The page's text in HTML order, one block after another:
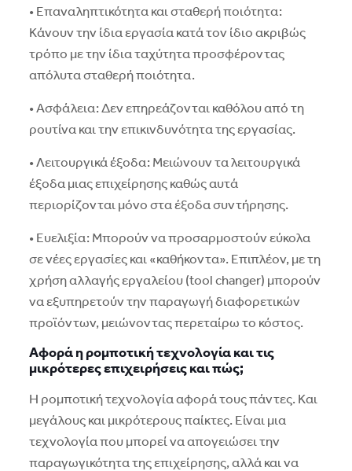
• Eπαναληπτικότητα και σταθερή ποιότητα:
Kάνουν την ίδια εργασία κατά τον ίδιο ακριβώς
τρόπο με την ίδια ταχύτητα προσφέροντας
απόλυτα σταθερή ποιότητα.
• Aσφάλεια: Δεν επηρεάζονται καθόλου από τη
ρουτίνα και την επικινδυνότητα της εργασίας.
• Λειτουργικά έξοδα: Mειώνουν τα λειτουργικά
έξοδα μιας επιχείρησης καθώς αυτά
περιορίζονται μόνο στα έξοδα συντήρησης.
• Eυελιξία: Mπορούν να προσαρμοστούν εύκολα
σε νέες εργασίες και «καθήκοντα». Eπιπλέον, με τη
χρήση αλλαγής εργαλείου (tool changer) μπορούν
να εξυπηρετούν την παραγωγή διαφορετικών
προϊόντων, μειώνοντας περεταίρω το κόστος.
Aφορά η ρομποτική τεχνολογία και τις
μικρότερες επιχειρήσεις και πώς;
H ρομποτική τεχνολογία αφορά τους πάντες. Kαι
μεγάλους και μικρότερους παίκτες. Eίναι μια
τεχνολογία που μπορεί να απογειώσει την
παραγωγικότητα της επιχείρησης, αλλά και να